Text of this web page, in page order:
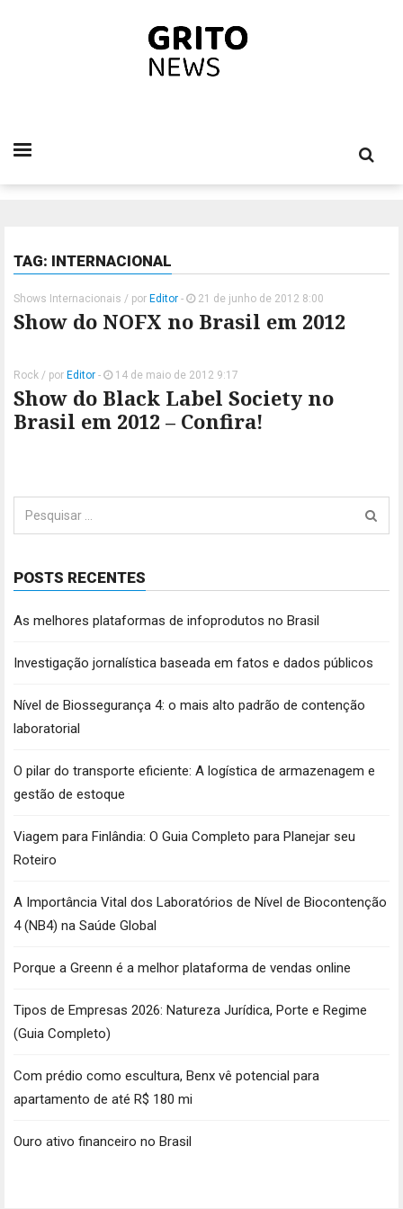
TAG: INTERNACIONAL
Shows Internacionais / por Editor - 21 de junho de 2012 8:00
Show do NOFX no Brasil em 2012
Rock / por Editor - 14 de maio de 2012 9:17
Show do Black Label Society no
Brasil em 2012 – Confira!
Pesquisar
por:
POSTS RECENTES
As melhores plataformas de infoprodutos no Brasil
Investigação jornalística baseada em fatos e dados públicos
Nível de Biossegurança 4: o mais alto padrão de contenção
laboratorial
O pilar do transporte eficiente: A logística de armazenagem e
gestão de estoque
Viagem para Finlândia: O Guia Completo para Planejar seu
Roteiro
A Importância Vital dos Laboratórios de Nível de Biocontenção
4 (NB4) na Saúde Global
Porque a Greenn é a melhor plataforma de vendas online
Tipos de Empresas 2026: Natureza Jurídica, Porte e Regime
(Guia Completo)
Com prédio como escultura, Benx vê potencial para
apartamento de até R$ 180 mi
Ouro ativo financeiro no Brasil